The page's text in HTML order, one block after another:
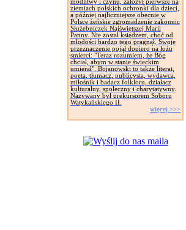
modlitwy i czynu, założył pierwsze na
ziemiach polskich ochronki dla dzieci,
a później najliczniejsze obecnie w
Polsce żeńskie zgromadzenie zakonnic
Służebniczek Najświętszej Marii
Panny. Nie został księdzem, choć od
młodości bardzo tego pragnął. Swoje
przeznaczenie pojął dopiero na łożu
smierci: "Teraz rozumiem, że Bóg
chciał, abym w stanie świeckim
umierał". Bojanowski to także literat,
poeta, tłumacz, publicysta, wydawca,
miłośnik i badacz folkloru, działacz
kulturalny, społeczny i charytatywny.
Nazywany był prekursorem Soboru
Watykańskiego II.
więcej >>>